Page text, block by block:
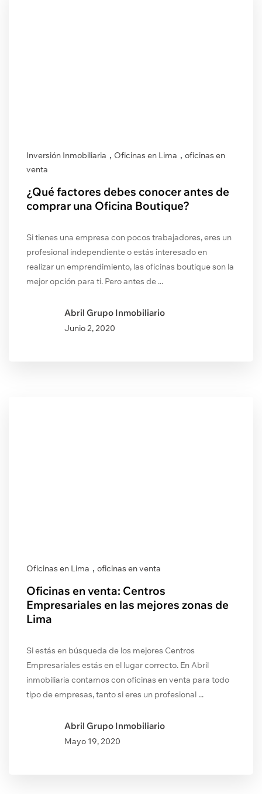
Inversión Inmobiliaria , Oficinas en Lima , oficinas en
venta
¿Qué factores debes conocer antes de
comprar una Oficina Boutique?
Si tienes una empresa con pocos trabajadores, eres un
profesional independiente o estás interesado en
realizar un emprendimiento, las oficinas boutique son la
mejor opción para ti. Pero antes de ...
Abril Grupo Inmobiliario
Junio2, 2020
Oficinas en Lima , oficinas en venta
Oficinas en venta: Centros
Empresariales en las mejores zonas de
Lima
Si estás en búsqueda de los mejores Centros
Empresariales estás en el lugar correcto. En Abril
inmobiliaria contamos con oficinas en venta para todo
tipo de empresas, tanto si eres un profesional ...
Abril Grupo Inmobiliario
Mayo 19, 2020